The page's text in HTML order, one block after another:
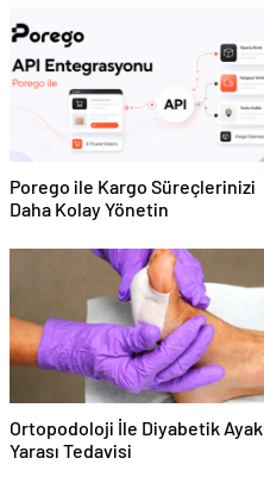
Porego ile Kargo Süreçlerinizi
Daha Kolay Yönetin
Ortopodoloji İle Diyabetik Ayak
Yarası Tedavisi